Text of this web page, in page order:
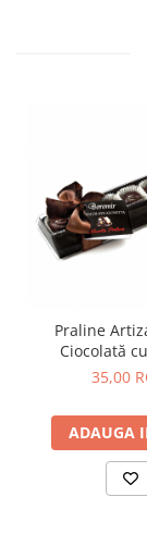
Praline
Ciocolată
Alunetta
35,00
ADAUGA